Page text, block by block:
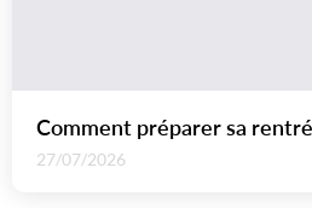
Comment préparer sa
27/07/2026